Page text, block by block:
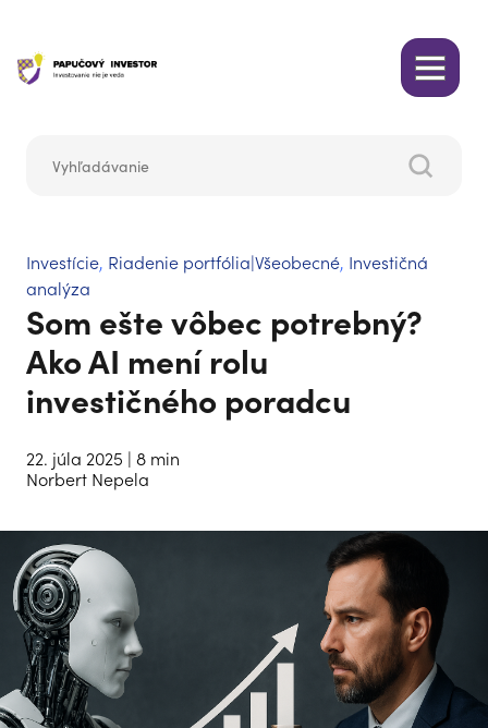
Investície, Riadenie portfólia|Všeobecné, Investičná
analýza
Som ešte vôbec potrebný?
Ako AI mení rolu
investičného poradcu
22. júla 2025 | 8 min
Norbert Nepela